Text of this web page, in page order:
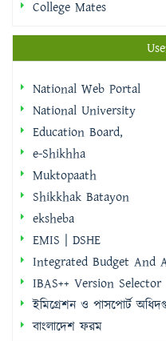
College Mates
National Web Portal
National University
Education Board,
e-Shikhha
Muktopaath
Shikkhak Batayon
eksheba
EMIS | DSHE
Integrated Budget And
IBAS++ Version Selector
ইমিগ্রেশন ও পাসপোর্ট
বাংলাদেশ ফরম